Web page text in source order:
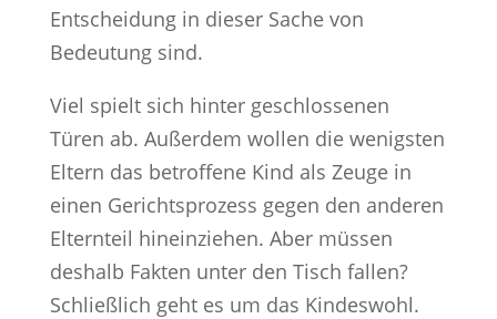
Entscheidung in dieser Sache von
Bedeutung sind.
Viel spielt sich hinter geschlossenen
Türen ab. Außerdem wollen die wenigsten
Eltern das betroffene Kind als Zeuge in
einen Gerichtsprozess gegen den anderen
Elternteil hineinziehen. Aber müssen
deshalb Fakten unter den Tisch fallen?
Schließlich geht es um das Kindeswohl.